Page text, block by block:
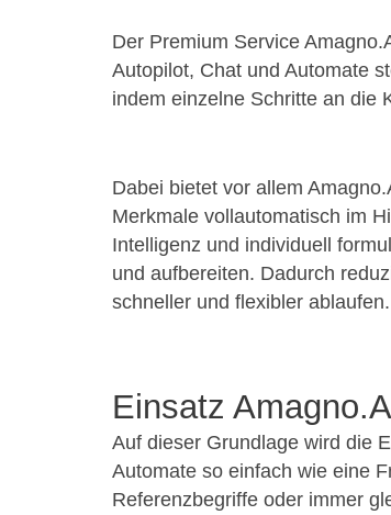
Der Premium Service
Autopilot, Chat und Automate
indem einzelne Schritte an die
Dabei bietet vor allem
Merkmale vollautomatisch im
Intelligenz und individuell
und aufbereiten. Dadurch
schneller und flexibler ablaufen.
Einsatz
Auf dieser Grundlage wird die
Automate so einfach wie eine
Referenzbegriffe oder immer